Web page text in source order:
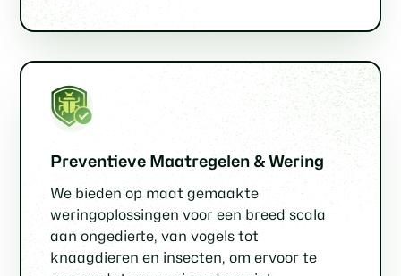
Preventieve Maatregelen & Wering
We bieden op maat gemaakte
weringoplossingen voor een breed scala
aan ongedierte, van vogels tot
knaagdieren en insecten, om ervoor te